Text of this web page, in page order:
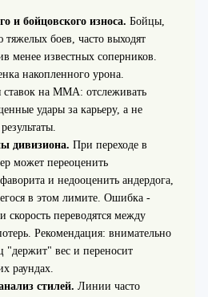
и бойцовского износа. Бойцы,
боев, часто выходят
менее известных соперников.
накопленного урона.
ставок на ММА: отслеживать
удары за карьеру, а не
дивизиона. При переходе в
может переоценить
и недооценить андердога,
в этом лимите. Ошибка -
скорость переводятся между
Рекомендация: внимательно
"держит" вес и переносит
раундах.
стилей. Линии часто